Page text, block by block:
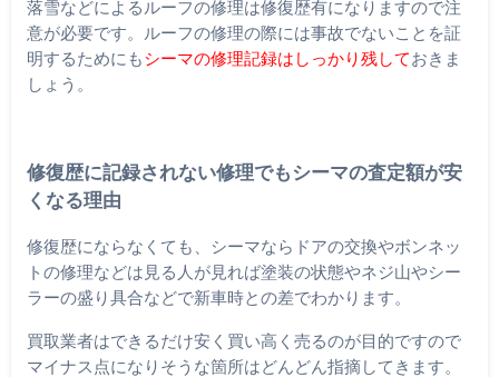
落雪などによるルーフの修理は修復歴有になりますので注
意が必要です。ルーフの修理の際には事故でないことを証
明するためにもシーマの修理記録はしっかり残しておきま
しょう。
修復歴に記録されない修理でもシーマの査定額が安
くなる理由
修復歴にならなくても、シーマならドアの交換やボンネッ
トの修理などは見る人が見れば塗装の状態やネジ山やシー
ラーの盛り具合などで新車時との差でわかります。
買取業者はできるだけ安く買い高く売るのが目的ですので
マイナス点になりそうな箇所はどんどん指摘してきます。